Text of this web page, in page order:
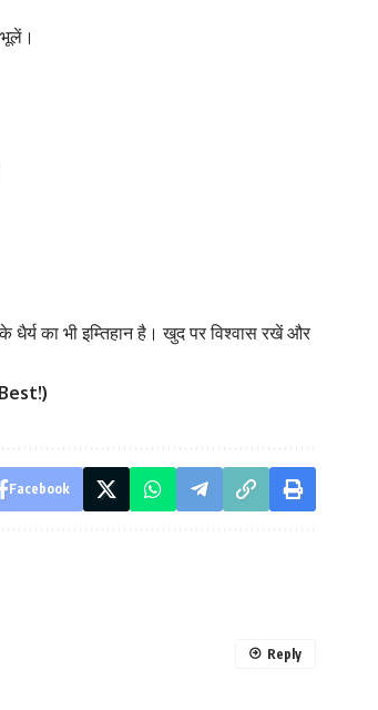
धैर्य का भी इम्तिहान है। खुद पर विश्वास रखें और
Best!)
Facebook
Reply